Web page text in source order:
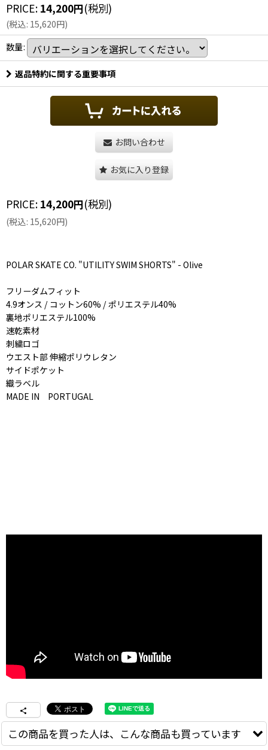
PRICE: 14,200円(税別)
(税込: 15,620円)
数量:
返品特約に関する重要事項
お問い合わせ
お気に入り登録
PRICE: 14,200円(税別)
(税込: 15,620円)
POLAR SKATE CO. "UTILITY SWIM SHORTS" - Olive
フリーダムフィット
4.9オンス / コットン60% / ポリエステル40%
裏地ポリエステル100%
速乾素材
刺繍ロゴ
ウエスト部 伸縮ポリウレタン
サイドポケット
織ラベル
MADE IN PORTUGAL
この商品を買った人は、こんな商品も買っています